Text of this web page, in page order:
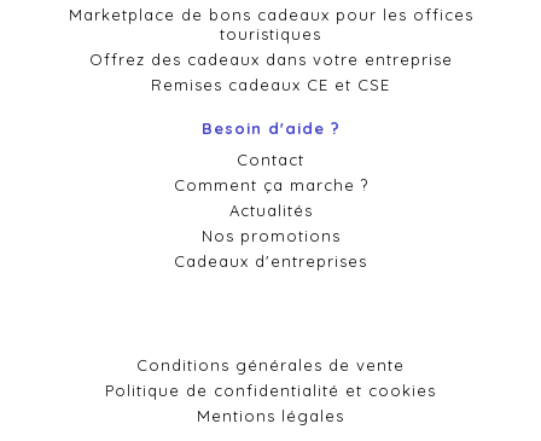
Marketplace de bons cadeaux pour les offices
touristiques
Offrez des cadeaux dans votre entreprise
Remises cadeaux CE et CSE
Besoin d'aide ?
Contact
Comment ça marche ?
Actualités
Nos promotions
Cadeaux d'entreprises
Conditions générales de vente
Politique de confidentialité et cookies
Mentions légales